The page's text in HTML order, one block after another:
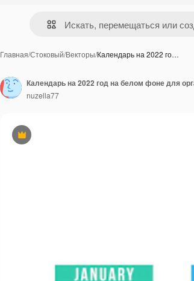
Главная/Стоковый/Векторы/Календарь на 2022 го…
Премиум
Календарь на 2022 год на белом фоне для
nuzella77